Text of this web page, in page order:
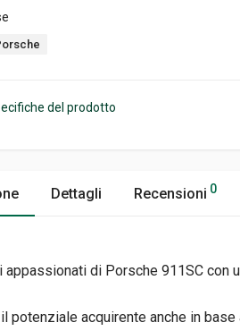
del prodotto
Dettagli Recensioni 0
di Porsche 911SC
acquirente anche in